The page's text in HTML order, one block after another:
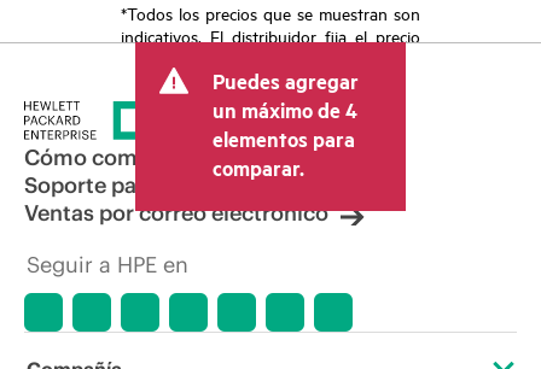
*Todos los precios que se muestran son
indicativos. El distribuidor fija el precio
otros conceptos, como los impuestos a
la venta, el IVA y el envío. El precio de la
transacción que establece el distribuidor
puede variar con respecto a otros
distribuidores y al precio indicativo
mostrado. El precio indicativo puede
incluir ofertas promocionales por tiempo
hacer ajustes de precios en cualquier
momento por motivos que incluyen, a
condiciones del mercado,
Puedes agregar
un máximo de 4
elementos para
comparar.
Cómo comprar
Soporte para productos
Ventas por correo electrónico
Seguir a HPE en